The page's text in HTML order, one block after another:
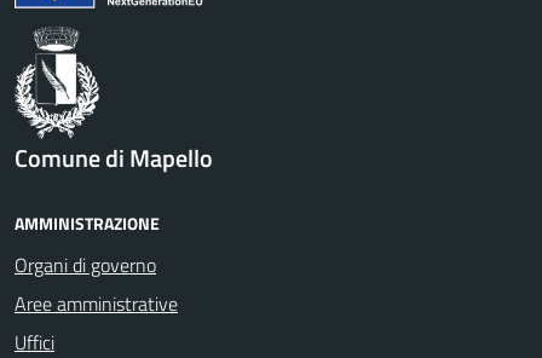
Comune di Mapello
AMMINISTRAZIONE
Organi di governo
Aree amministrative
Uffici